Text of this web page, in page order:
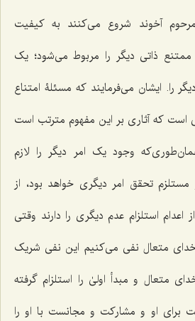
آخوند شروع مى‌کنند به کیفیت
ذاتى دیگر را مربوط مى‌شود؛ یک
را. ایشان مى‌فرمایند که مسئلۀ امتناع
است که آثارى بر این مفهوم مترتب است
وجود یک امر دیگر را لازم
تحقق امر دیگرى خواهد بود، از
استلزام عدم دیگرى را دارند وقتى
خداى متعال نفى مى‌کنیم این نفى شریک
متعال و مبدأ اولیٰ را استلزام گرفته
براى او و مشارکت و مجانست با او را